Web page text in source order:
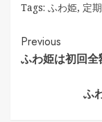
Tags: ふわ姫, 定期
Reading
Previous
ふわ姫は初回
ふ